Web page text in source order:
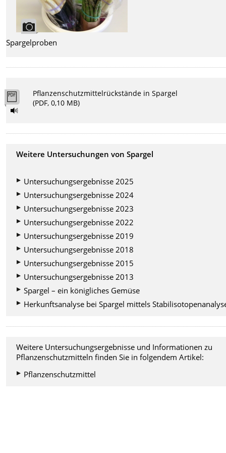
Spargelproben
Pflanzenschutzmittelrückstände in Spargel
(PDF, 0,10 MB)
Weitere Untersuchungen von Spargel
Untersuchungsergebnisse 2025
Untersuchungsergebnisse 2024
Untersuchungsergebnisse 2023
Untersuchungsergebnisse 2022
Untersuchungsergebnisse 2019
Untersuchungsergebnisse 2018
Untersuchungsergebnisse 2015
Untersuchungsergebnisse 2013
Spargel – ein königliches Gemüse
Herkunftsanalyse bei Spargel mittels
Weitere Untersuchungsergebnisse und Informationen zu
Pflanzenschutzmitteln finden Sie in folgendem Artikel:
Pflanzenschutzmittel